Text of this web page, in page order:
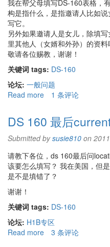
人
填
的
内
容
同
的
吗？
我在帮父母填写DS-160表格，
构是指什么，是指邀请人比如
写它。
另外如果邀请人是女儿，除填
里其他人（女婿和外孙）的资料
敬请各位赐教，谢谢！
关键词 tags: DS-160
论坛: 一般问题
Read more about
DS-
160
的
填
写
1 条评论
DS 160 最后
Submitted bysusie810 on
请教下各位，ds 160最后问
该要怎么填写？ 我在美国，但
是不是填错了？
谢谢！
关键词 tags: DS-160
论坛: H1B专区
Read more about
3 条评论